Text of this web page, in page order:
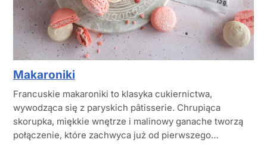
Makaroniki
Francuskie makaroniki to klasyka cukiernictwa,
wywodząca się z paryskich pâtisserie. Chrupiąca
skorupka, miękkie wnętrze i malinowy ganache tworzą
połączenie, które zachwyca już od pierwszego…